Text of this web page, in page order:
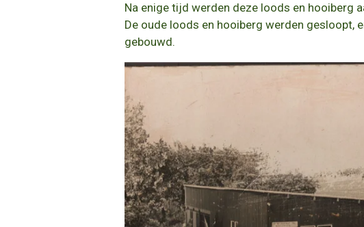
Na enige tijd werden deze loods en hooiberg
De oude loods en hooiberg werden gesloopt,
gebouwd.